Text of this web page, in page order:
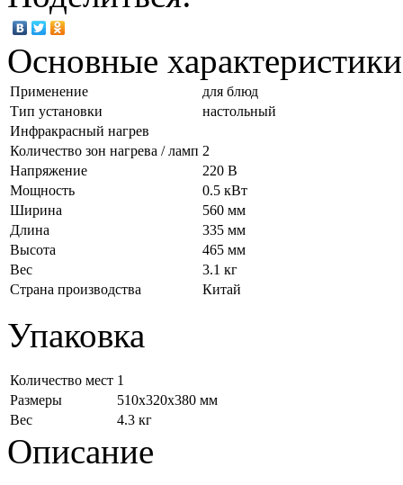
Основные характеристики
Применение
для блюд
Тип установки
настольный
Инфракрасный нагрев
Количество зон нагрева / ламп 2
Напряжение
220 В
Мощность
0.5 кВт
Ширина
560 мм
Длина
335 мм
Высота
465 мм
Вес
3.1 кг
Страна производства
Китай
Упаковка
Количество мест 1
Размеры
510x320x380 мм
Вес
4.3 кг
Описание